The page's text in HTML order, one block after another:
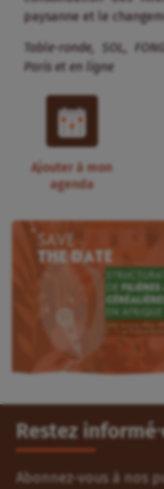
paysanne et le
Table-ronde, SOL,
Paris et en ligne
Ajouter à mon
agenda
Restez
Abonnez-vous à nos